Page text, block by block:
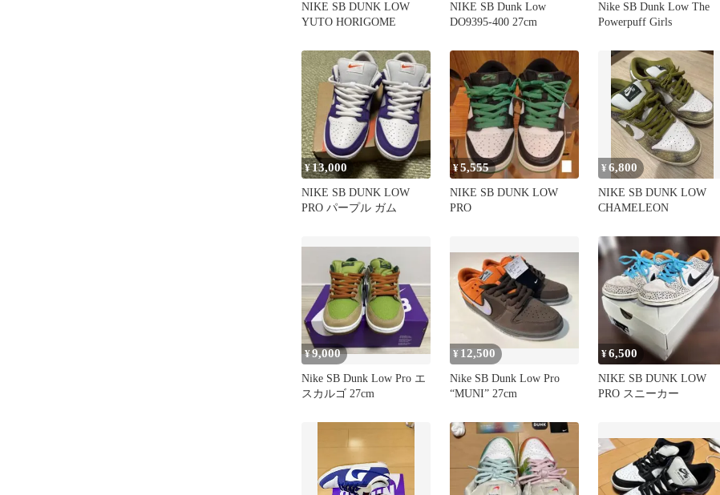
NIKE SB DUNK LOW
YUTO HORIGOME
NIKE SB Dunk Low
DO9395-400 27cm
Nike SB Dunk Low The
Powerpuff Girls
¥13,000
NIKE SB DUNK LOW
PRO パープル ガム
¥5,555
NIKE SB DUNK LOW
PRO
¥6,800
NIKE SB DUNK LOW
CHAMELEON
¥9,000
Nike SB Dunk Low Pro エ
スカルゴ 27cm
¥ 12,500
Nike SB Dunk Low Pro
“MUNI” 27cm
¥6,500
NIKE SB DUNK LOW
PRO スニーカー